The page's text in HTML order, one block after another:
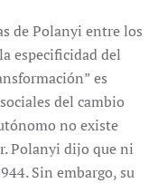
de Polanyi entre los
especificidad del
es
del cambio
no existe
Polanyi dijo que ni
Sin embargo, su